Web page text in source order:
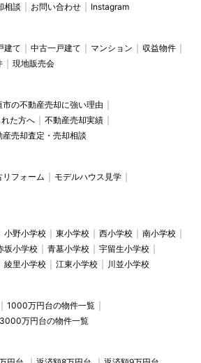
相談 お問い合わせ Instagram
建て 中古一戸建て マンション
収益物件
現地販売会
市の不動産売却に強い理由
た方へ
不動産売却実績
産売却査定・売却相談
リフォーム
モデルハウス見学
小野小学校 東小学校 西小学校
南小学校
坂小学校 青墓小学校
宇留生小学校
綾里小学校 江東小学校 川並小学校
1000万円台の物件一覧
3000万円台の物件一覧